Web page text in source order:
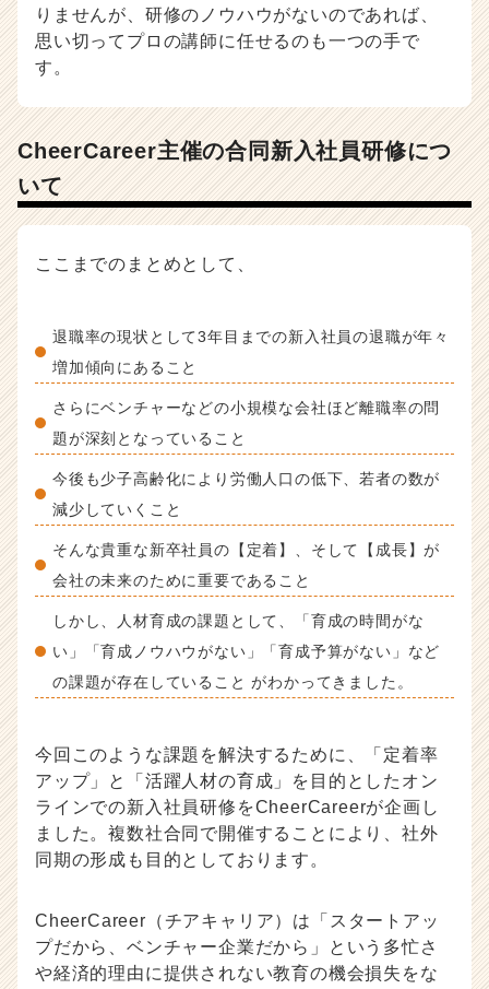
りませんが、研修のノウハウがないのであれば、
思い切ってプロの講師に任せるのも一つの手で
す。
CheerCareer主催の合同新入社員研修につ
いて
ここまでのまとめとして、
退職率の現状として3年目までの新入社員の退職が年々
増加傾向にあること
さらにベンチャーなどの小規模な会社ほど離職率の問
題が深刻となっていること
今後も少子高齢化により労働人口の低下、若者の数が
減少していくこと
そんな貴重な新卒社員の【定着】、そして【成長】が
会社の未来のために重要であること
しかし、人材育成の課題として、「育成の時間がな
い」「育成ノウハウがない」「育成予算がない」など
の課題が存在していること がわかってきました。
今回このような課題を解決するために、「定着率
アップ」と「活躍人材の育成」を目的としたオン
ラインでの新入社員研修をCheerCareerが企画し
ました。複数社合同で開催することにより、社外
同期の形成も目的としております。
CheerCareer（チアキャリア）は「スタートアッ
プだから、ベンチャー企業だから」という多忙さ
や経済的理由に提供されない教育の機会損失をな